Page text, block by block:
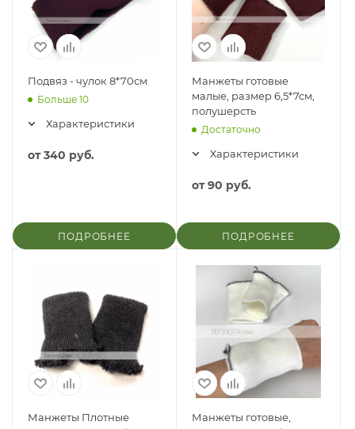
Подвяз - чулок 8*70см
Больше 10
Характеристики
от340 руб.
ПОДРОБНЕЕ
Манжеты готовые
малые, размер 6,5*7см,
полушерсть
Достаточно
Характеристики
от90 руб.
ПОДРОБНЕЕ
Манжеты Плотные
Манжеты готовые,